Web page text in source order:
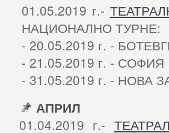
01.05.2019 г.-
НАЦИОНАЛНО ТУРНЕ:
- 20.05.2019 г. -
- 21.05.2019 г. - СОФИЯ
- 31.05.2019 г. - НОВА
АПРИЛ
01.04.2019 г.-